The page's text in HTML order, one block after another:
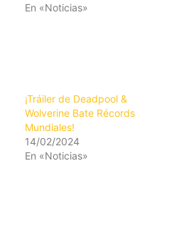
En «Noticias»
¡Tráiler de Deadpool &
Wolverine Bate Récords
Mundiales!
14/02/2024
En «Noticias»